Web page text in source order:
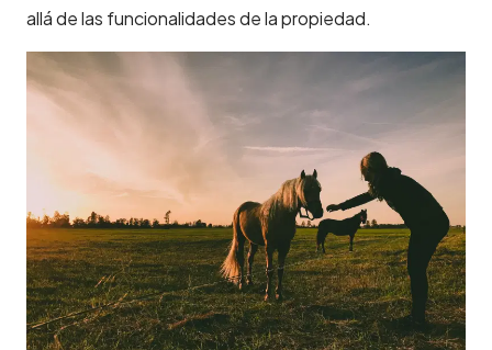
allá de las funcionalidades de la propiedad.